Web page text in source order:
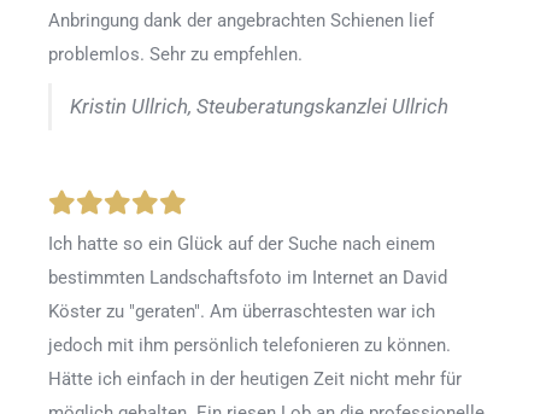
Anbringung dank der angebrachten Schienen lief
problemlos. Sehr zu empfehlen.
Kristin Ullrich, Steuberatungskanzlei Ullrich
Ich hatte so ein Glück auf der Suche nach einem
bestimmten Landschaftsfoto im Internet an David
Köster zu "geraten". Am überraschtesten war ich
jedoch mit ihm persönlich telefonieren zu können.
Hätte ich einfach in der heutigen Zeit nicht mehr für